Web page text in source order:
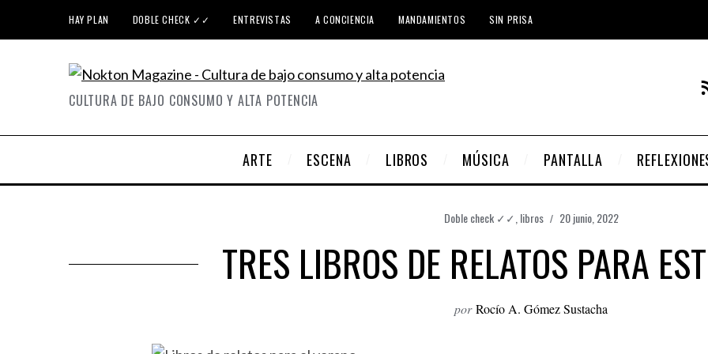
HAY PLAN DOBLE CHECK ✓✓ ENTREVISTAS A CONCIENCIA MANDAMIENTOS SIN PRISA
CULTURA DE BAJO CONSUMO Y ALTA POTENCIA
ARTE ESCENA LIBROS MÚSICA PANTALLA
Doble check ✓✓ libros 20 junio, 2022
TRES LIBROS DE RELATOS PARA
por Rocío A. Gómez Sustacha